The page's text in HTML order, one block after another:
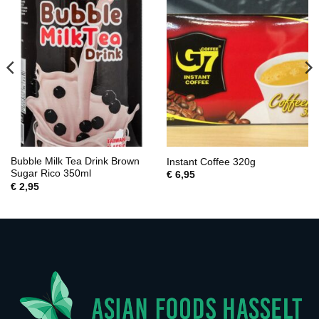
Bubble Milk Tea Drink Brown
Sugar Rico 350ml
€2,95
Instant Coffee 320g
€6,95